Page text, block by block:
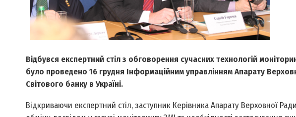
Відбувся експертний стіл з обговорення сучасних технологій
було проведено 16 грудня Інформаційним управлінням Апарату
Світового банку в Україні.
Відкриваючи експертний стіл, заступник Керівника Апарату Верховної